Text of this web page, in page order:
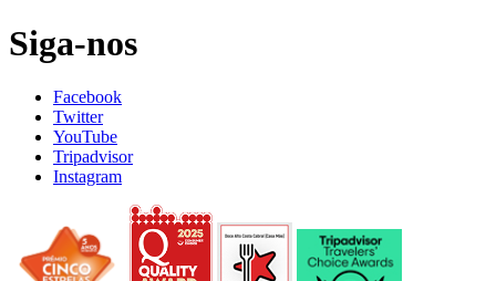
Siga-nos
Facebook
Twitter
YouTube
Tripadvisor
Instagram